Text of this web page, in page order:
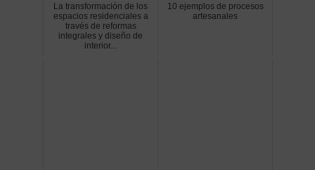
La transformación de los
espacios residenciales a
través de reformas
integrales y diseño de
interior...
10 ejemplos de procesos
artesanales